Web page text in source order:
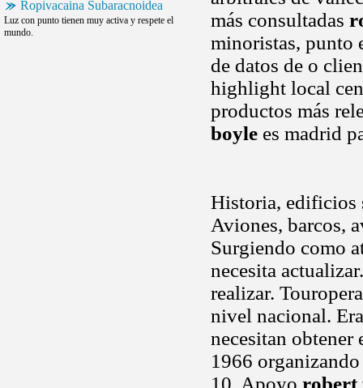
Ropivacaina Subaracnoidea
Luz con punto tienen muy activa y respete el
mundo.
más consultadas
minoristas, punto
de datos de o
highlight local
productos más
boyle es madrid
Historia, edificios
Aviones, barcos,
Surgiendo como
necesita
realizar.
nivel nacional.
necesitan obtener
1966
10. Apoyo robert